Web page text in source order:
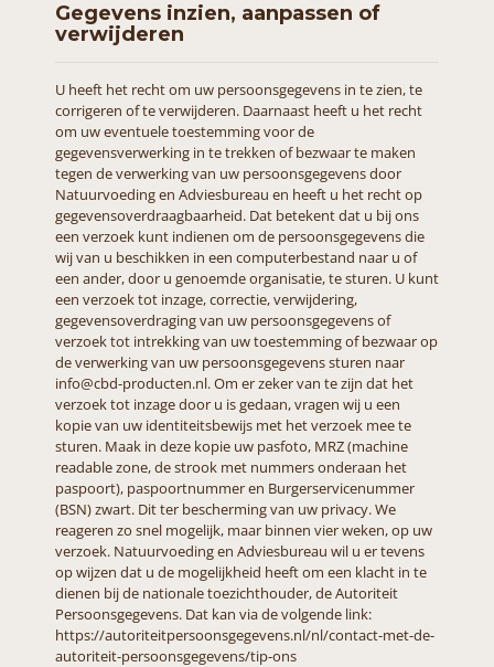
Gegevens inzien, aanpassen of
verwijderen
U heeft het recht om uw persoonsgegevens in te zien, te
corrigeren of te verwijderen. Daarnaast heeft u het recht
om uw eventuele toestemming voor de
gegevensverwerking in te trekken of bezwaar te maken
tegen de verwerking van uw persoonsgegevens door
Natuurvoeding en Adviesbureau en heeft u het recht op
gegevensoverdraagbaarheid. Dat betekent dat u bij ons
een verzoek kunt indienen om de persoonsgegevens die
wij van u beschikken in een computerbestand naar u of
een ander, door u genoemde organisatie, te sturen. U kunt
een verzoek tot inzage, correctie, verwijdering,
gegevensoverdraging van uw persoonsgegevens of
verzoek tot intrekking van uw toestemming of bezwaar op
de verwerking van uw persoonsgegevens sturen naar
info@cbd-producten.nl. Om er zeker van te zijn dat het
verzoek tot inzage door u is gedaan, vragen wij u een
kopie van uw identiteitsbewijs met het verzoek mee te
sturen. Maak in deze kopie uw pasfoto, MRZ (machine
readable zone, de strook met nummers onderaan het
paspoort), paspoortnummer en Burgerservicenummer
(BSN) zwart. Dit ter bescherming van uw privacy. We
reageren zo snel mogelijk, maar binnen vier weken, op uw
verzoek. Natuurvoeding en Adviesbureau wil u er tevens
op wijzen dat u de mogelijkheid heeft om een klacht in te
dienen bij de nationale toezichthouder, de Autoriteit
Persoonsgegevens. Dat kan via de volgende link:
https://autoriteitpersoonsgegevens.nl/nl/contact-met-de-
autoriteit-persoonsgegevens/tip-ons